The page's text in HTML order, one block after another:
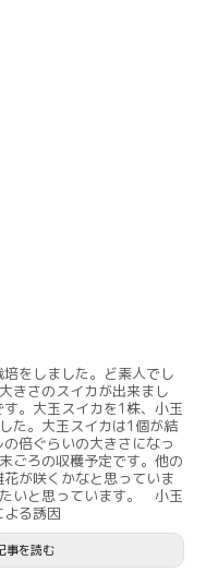
をしました。ど素人でし
きさのスイカが出来まし
。大玉スイカを1株、小玉
た。大玉スイカは1個が結
倍ぐらいの大きさになっ
ごろの収穫予定です。他の
が咲くかなと思っていま
いと思っています。 小玉
る誘因
事を読む